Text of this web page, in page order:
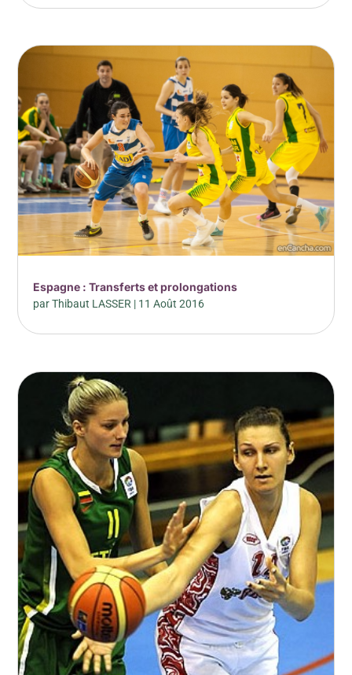
Espagne : Transferts et prolongations
parThibaut LASSER | 11 Août 2016